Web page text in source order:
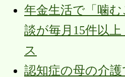
年金生活で「噛
談が毎月15件以
ス
認知症の母の介